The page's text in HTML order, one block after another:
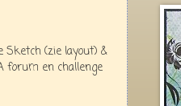
Sketch (zie layout) &
forum en challenge